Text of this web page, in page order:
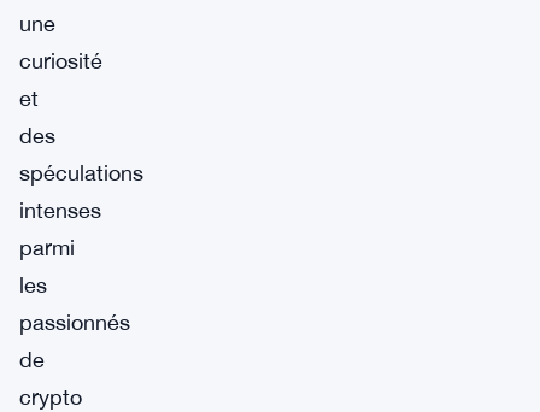
une
curiosité
et
des
spéculations
intenses
parmi
les
passionnés
de
crypto